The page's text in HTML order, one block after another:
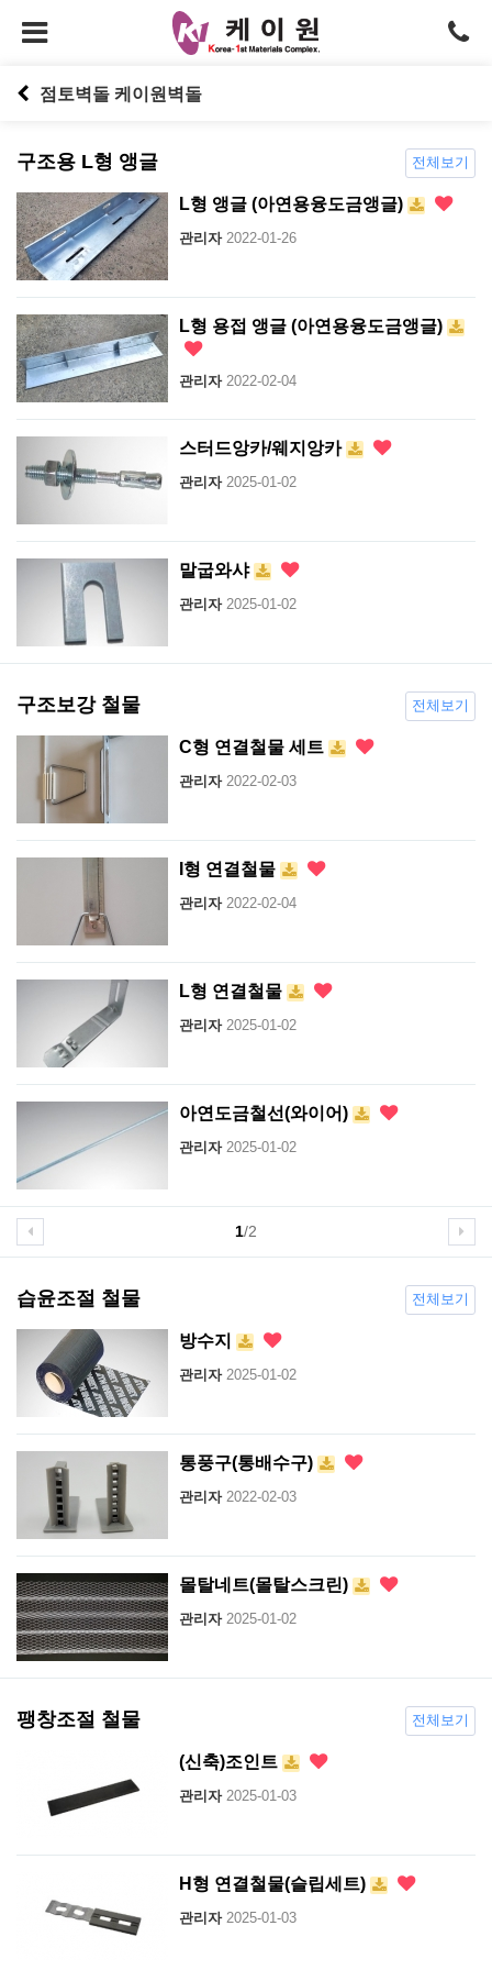
점토벽돌 케이원벽돌
구조용 L형 앵글
L형 앵글 (아연용융도금앵글)
관리자 2022-01-26
L형 용접 앵글 (아연용융도금앵글)
관리자 2022-02-04
스터드앙카/웨지앙카
관리자 2025-01-02
말굽와샤
관리자 2025-01-02
전체보기
구조보강 철물
C형 연결철물 세트
관리자 2022-02-03
I형 연결철물
관리자 2022-02-04
L형 연결철물
관리자 2025-01-02
아연도금철선(와이어)
관리자 2025-01-02
1/2
전체보기
습윤조절 철물
방수지
관리자 2025-01-02
통풍구(통배수구)
관리자 2022-02-03
몰탈네트(몰탈스크린)
관리자 2025-01-02
전체보기
팽창조절 철물
(신축)조인트
관리자 2025-01-03
H형 연결철물(슬립세트)
관리자 2025-01-03
전체보기